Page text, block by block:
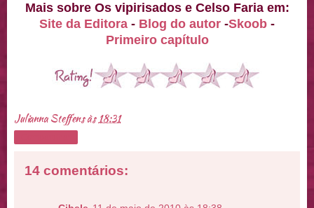
Mais sobre Os vipirisados e Celso Faria em:
Site da Editora - Blog do autor -Skoob -
Primeiro capítulo
Julianna Steffensàs 18:31
14 comentários: